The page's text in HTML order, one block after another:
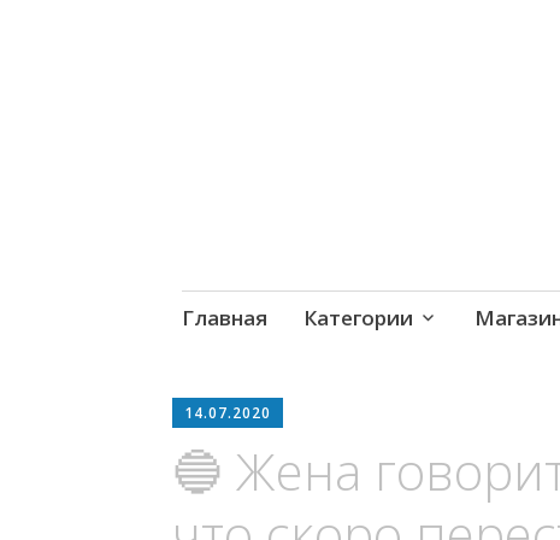
Skip
Главная Категории
14.07.2020
🔵 Жена